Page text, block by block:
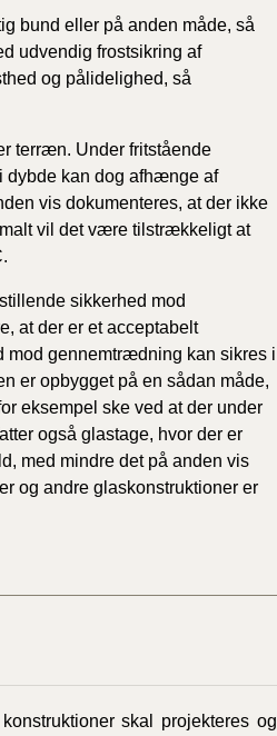
bund eller på anden måde, så
udvendig frostsikring af
og pålidelighed, så
terræn. Under fritstående
dybde kan dog afhænge af
vis dokumenteres, at der ikke
vil det være tilstrækkeligt at
sikkerhed mod
at der er et acceptabelt
mod gennemtrædning kan sikres i
er opbygget på en sådan måde,
eksempel ske ved at der under
også glastage, hvor der er
med mindre det på anden vis
og andre glaskonstruktioner er
skal projekteres og